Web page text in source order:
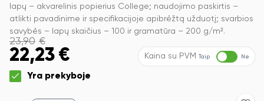
lapų – akvarelinis popierius College; naudojimo paskirtis –
atlikti pavadinime ir specifikacijoje apibrėžtą užduotį; svarbios
savybės – lapų skaičius – 100 ir gramatūra – 200 g/m².
23,90 €
22,23 € Kaina su PVM Taip Ne
Yra prekyboje